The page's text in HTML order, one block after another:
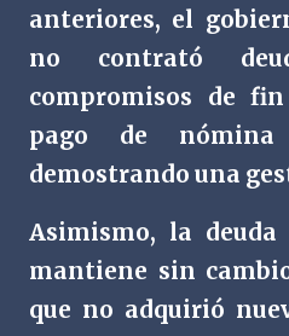
anteriores, el
no contrató
compromisos de
pago de nómina
demostrando una
Asimismo, la
mantiene sin
que no adquirió